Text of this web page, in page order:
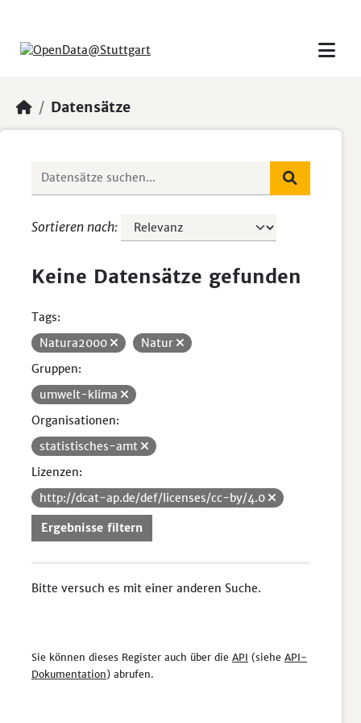
Datensätze
Sortieren nach
Keine Datensätze gefunden
Tags:
Natura2000
Natur
Gruppen:
umwelt-klima
Organisationen:
statistisches-amt
Lizenzen:
http://dcat-ap.de/def/licenses/cc-by/4.0
Ergebnisse filtern
Bitte versuch es mit einer anderen Suche.
Sie können dieses Register auch über die API (siehe API-
Dokumentation) abrufen.